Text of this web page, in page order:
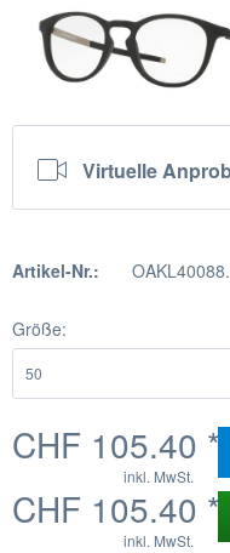
Virtuelle
Artikel-Nr.:
Größe:
CHF 105.40 *
inkl. MwSt.
CHF 105.40 *
inkl. MwSt.